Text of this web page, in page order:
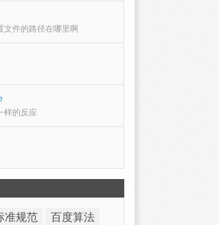
文件的路径在哪里啊
样的反应
准规范
百度算法